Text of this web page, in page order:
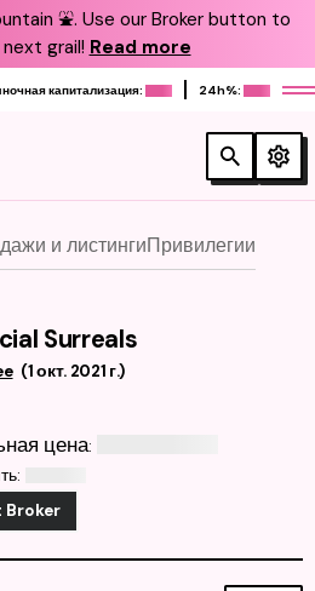
⛲️. Use our Broker button to
grail! Read more
капитализация: 24h%:
и листингиПривилегии
Surreals
(1 окт. 2021 г.)
цена:
: